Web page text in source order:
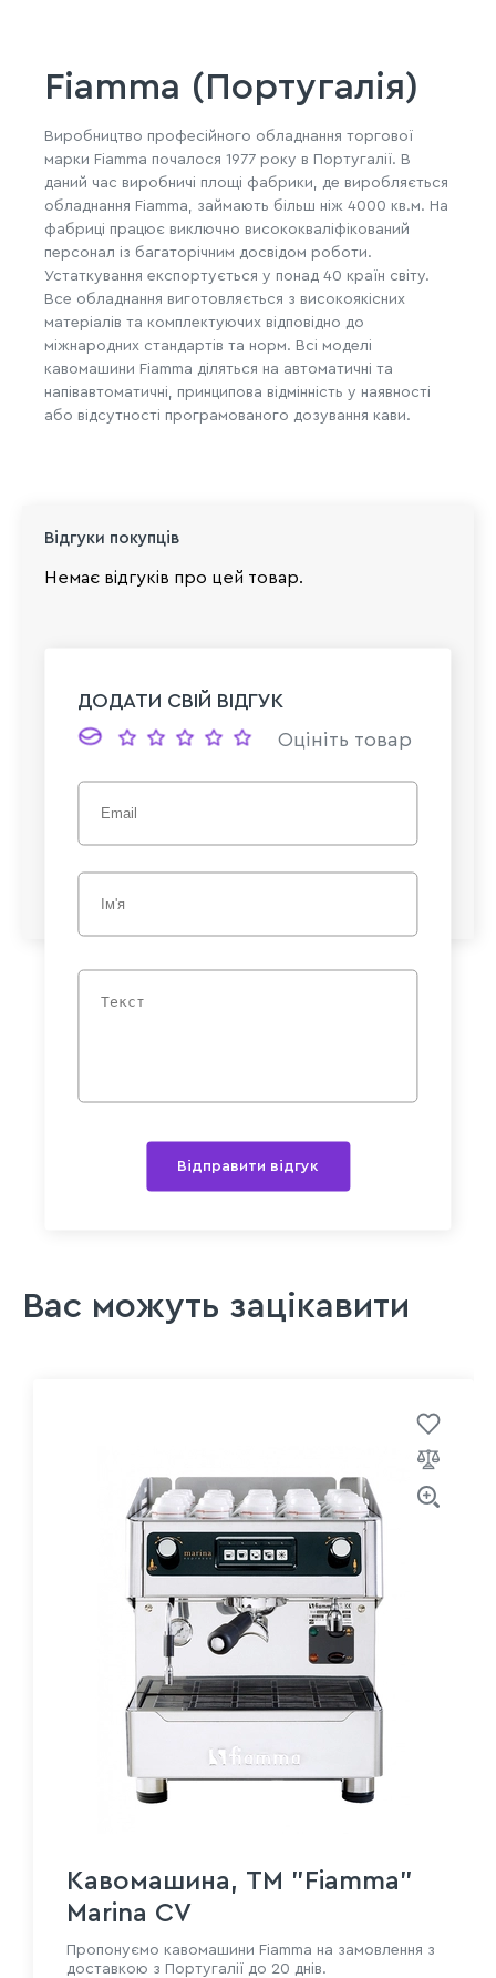
Fiamma (Португалія)
Виробництво професійного обладнання торгової
марки Fiamma почалося 1977 року в Португалії. В
даний час виробничі площі фабрики, де виробляється
обладнання Fiamma, займають більш ніж 4000 кв.м. На
фабриці працює виключно висококваліфікований
персонал із багаторічним досвідом роботи.
Устаткування експортується у понад 40 країн світу.
Все обладнання виготовляється з високоякісних
матеріалів та комплектуючих відповідно до
міжнародних стандартів та норм. Всі моделі
кавомашини Fiamma діляться на автоматичні та
напівавтоматичні, принципова відмінність у наявності
або відсутності програмованого дозування кави.
Відгуки покупців
Немає відгуків про цей товар.
ДОДАТИ СВІЙ ВІДГУК
Оцініть товар
Відправити відгук
Вас можуть зацікавити
Кавомашина, TM "Fiamma"
Marina CV
Пропонуємо кавомашини Fiamma на замовлення з
доставкою з Португалії до 20 днів.